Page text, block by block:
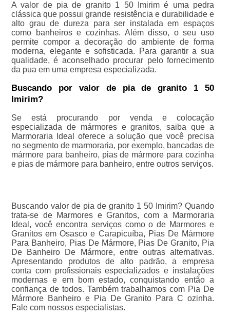
A valor de pia de granito 1 50 Imirim é uma pedra
clássica que possui grande resistência e durabilidade e
alto grau de dureza para ser instalada em espaços
como banheiros e cozinhas. Além disso, o seu uso
permite compor a decoração do ambiente de forma
moderna, elegante e sofisticada. Para garantir a sua
qualidade, é aconselhado procurar pelo fornecimento
da pua em uma empresa especializada.
Buscando por valor de pia de granito 1 50
Imirim?
Se está procurando por venda e colocação
especializada de mármores e granitos, saiba que a
Marmoraria Ideal oferece a solução que você precisa
no segmento de marmoraria, por exemplo, bancadas de
mármore para banheiro, pias de mármore para cozinha
e pias de mármore para banheiro, entre outros serviços.
Buscando valor de pia de granito 1 50 Imirim? Quando
trata-se de Marmores e Granitos, com a Marmoraria
Ideal, você encontra serviços como o de Marmores e
Granitos em Osasco e Carapicuíba, Pias De Mármore
Para Banheiro, Pias De Mármore, Pias De Granito, Pia
De Banheiro De Mármore, entre outras alternativas.
Apresentando produtos de alto padrão, a empresa
conta com profissionais especializados e instalações
modernas e em bom estado, conquistando então a
confiança de todos. Também trabalhamos com Pia De
Mármore Banheiro e Pia De Granito Para C ozinha.
Fale com nossos especialistas.